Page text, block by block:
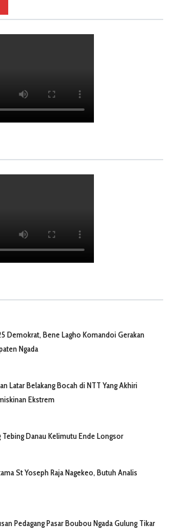
Demokrat, Bene Lagho Komandoi Gerakan
Ngada
Latar Belakang Bocah di NTT Yang Akhiri
Ekstrem
Danau Kelimutu Ende Longsor
St Yoseph Raja Nagekeo, Butuh Analis
Pedagang Pasar Boubou Ngada Gulung Tikar